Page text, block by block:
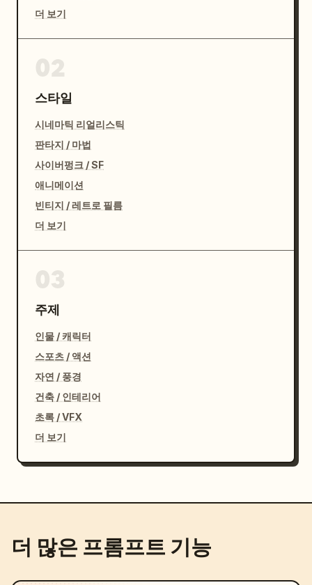
더 보기
스타일
시네마틱 리얼리스틱
판타지 / 마법
사이버펑크 / SF
애니메이션
빈티지 / 레트로 필름
더 보기
주제
인물 / 캐릭터
스포츠 / 액션
자연 / 풍경
건축 / 인테리어
초록 / VFX
더 보기
더 많은 프롬프트 기능